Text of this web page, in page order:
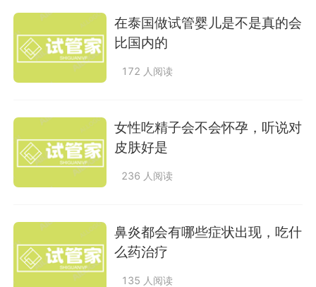
在泰国做试管婴儿是不是真的会
比国内的
172 人阅读
女性吃精子会不会怀孕，听说对
皮肤好是
236 人阅读
鼻炎都会有哪些症状出现，吃什
么药治疗
135 人阅读